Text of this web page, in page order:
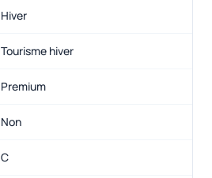
Hiver
Tourisme hiver
Premium
Non
C